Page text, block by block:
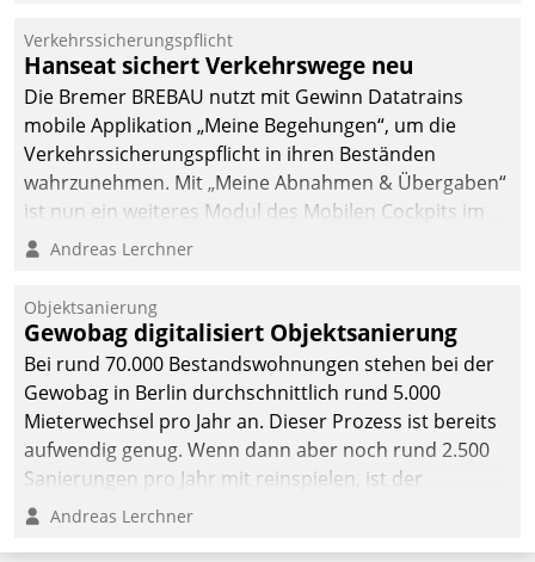
Verkehrssicherungspflicht
Hanseat sichert Verkehrswege neu
Die Bremer BREBAU nutzt mit Gewinn Datatrains
mobile Applikation „Meine Begehungen“, um die
Verkehrssicherungspflicht in ihren Beständen
wahrzunehmen. Mit „Meine Abnahmen & Übergaben“
ist nun ein weiteres Modul des Mobilen Cockpits im
Einsatz.
Andreas Lerchner
Objektsanierung
Gewobag digitalisiert Objektsanierung
Bei rund 70.000 Bestandswohnungen stehen bei der
Gewobag in Berlin durchschnittlich rund 5.000
Mieterwechsel pro Jahr an. Dieser Prozess ist bereits
aufwendig genug. Wenn dann aber noch rund 2.500
Sanierungen pro Jahr mit reinspielen, ist der
Betreuungs- und Organisationsaufwand immens. Im
Andreas Lerchner